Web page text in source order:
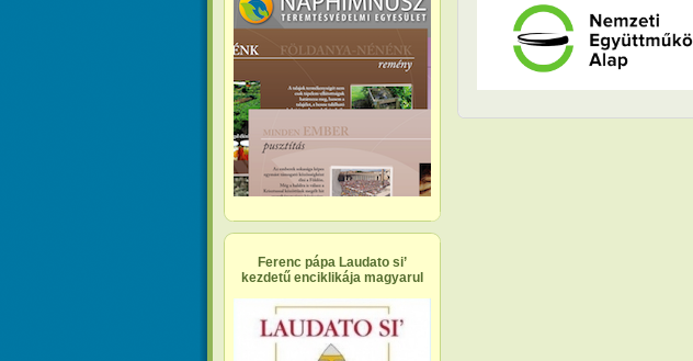
Ferenc pápa Laudato si’
kezdetű enciklikája magyarul